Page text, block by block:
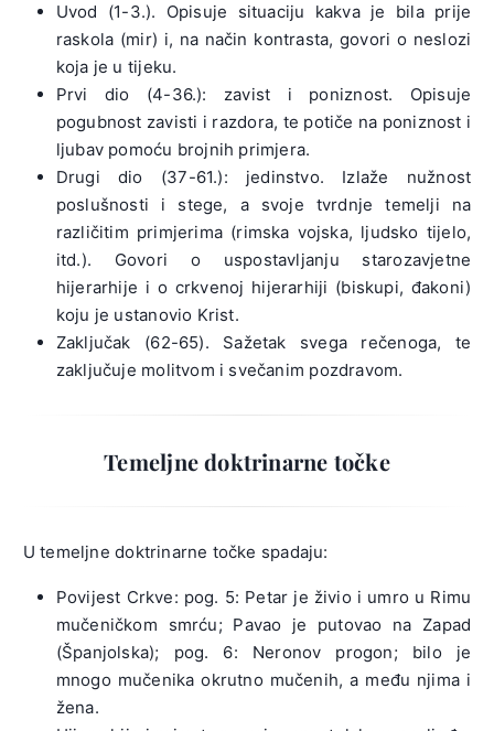
Uvod (1-3.). Opisuje situaciju kakva je bila prije
raskola (mir) i, na način kontrasta, govori o neslozi
koja je u tijeku.
Prvi dio (4-36.): zavist i poniznost. Opisuje
pogubnost zavisti i razdora, te potiče na poniznost i
ljubav pomoću brojnih primjera.
Drugi dio (37-61.): jedinstvo. Izlaže nužnost
poslušnosti i stege, a svoje tvrdnje temelji na
različitim primjerima (rimska vojska, ljudsko tijelo,
itd.). Govori o uspostavljanju starozavjetne
hijerarhije i o crkvenoj hijerarhiji (biskupi, đakoni)
koju je ustanovio Krist.
Zaključak (62-65). Sažetak svega rečenoga, te
zaključuje molitvom i svečanim pozdravom.
Temeljne doktrinarne točke
U temeljne doktrinarne točke spadaju:
Povijest Crkve: pog. 5: Petar je živio i umro u Rimu
mučeničkom smrću; Pavao je putovao na Zapad
(Španjolska); pog. 6: Neronov progon; bilo je
mnogo mučenika okrutno mučenih, a među njima i
žena.